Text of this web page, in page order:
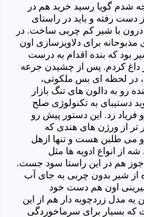
شدم گویا رسید خرید هم در
دست رفته و باید در راستای
درون با شیر کم چربی ساخت. در
برای دلاویزسازی اون
که بنده اقدام به درست
داغ کردم. پس از چشیدن جرعه
در لحظه ای بس ملکوتی،
رو به دالون های تنگ بازار
دستیبای به تکنولوژی صلح
فریاد زد. این دستور پیش رو
تر از ورژن های هندی که
می طلبن هست و تنها ازهل
از انواع ادویه ها مثل
جوز هم در این راستا سود جست.
از شیر بدون چربی به جای آب
اون هم دست خود
مدل زردچوبه دار هم از این
بسیار برای سرماخوردگی